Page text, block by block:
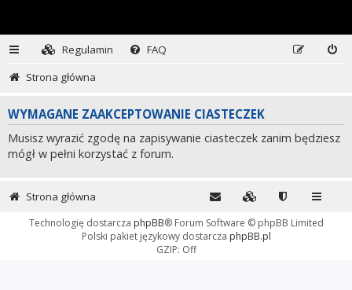
Regulamin
FAQ
Strona główna
WYMAGANE ZAAKCEPTOWANIE CIASTECZEK
Musisz wyrazić zgodę na zapisywanie ciasteczek zanim będziesz
mógł w pełni korzystać z forum.
Strona główna
Technologię dostarcza phpBB® Forum Software © phpBB Limited
Polski pakiet językowy dostarcza phpBB.pl
GZIP: Off